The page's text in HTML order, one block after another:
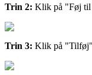
Trin 2: Klik på "Føj til
Trin 3: Klik på "Tilføj"